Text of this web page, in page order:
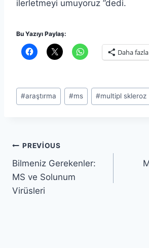
ilerletmeyi umuyoruz ”dedi.
Bu Yazıyı Paylaş:
Daha fazla
Post
Tags:
#araştırma #ms #multipl skleroz
Yazı
gezinmesi
PREVIOUS
Bilmeniz Gerekenler:
MS ve Solunum
Virüsleri